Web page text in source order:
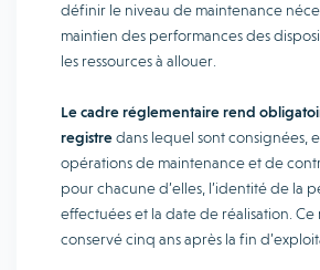
définir le niveau de maintenance
maintien des performances des
les ressources à allouer.
Le cadre réglementaire rend
registredans lequel sont consignées,
opérations de maintenance et de
pour chacune d’elles, l’identité de la
effectuées et la date de réalisation.
conservé cinq ans après la fin